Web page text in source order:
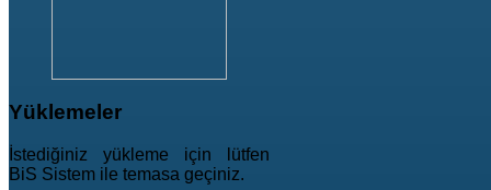
Yüklemeler
İstediğiniz yükleme için lütfen
BiS Sistem ile temasa geçiniz.